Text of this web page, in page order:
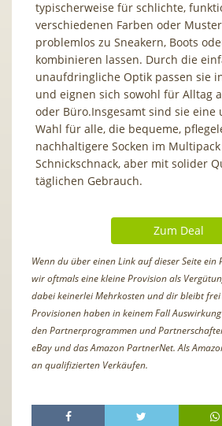
typischerweise für schlichte,
verschiedenen Farben oder
problemlos zu Sneakern, Boots
kombinieren lassen. Durch die
unaufdringliche Optik passen sie
und eignen sich sowohl für Alltag
oder Büro.Insgesamt sind sie eine
Wahl für alle, die bequeme,
nachhaltigere Socken im
Schnickschnack, aber mit solider
täglichen Gebrauch.
Zum Deal
Wenn du über einen Link auf dieser Seite
wir oftmals eine kleine Provision als
dabei keinerlei Mehrkosten und dir bleibt frei
Provisionen haben in keinem Fall
den Partnerprogrammen und
eBay und das Amazon PartnerNet. Als
an qualifizierten Verkäufen.